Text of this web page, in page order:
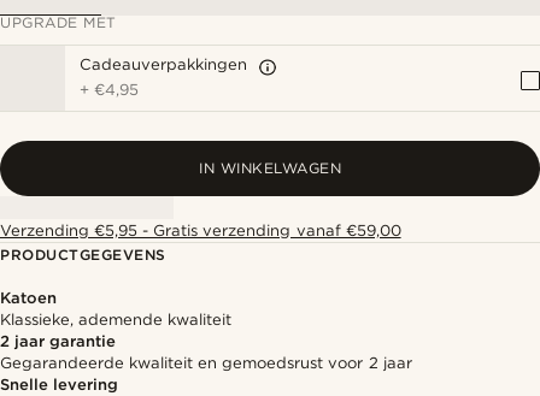
UPGRADE MET
Cadeauverpakkingen
+€4,95
IN WINKELWAGEN
Verzending €5,95 - Gratis verzending vanaf €59,00
PRODUCTGEGEVENS
Katoen
Klassieke, ademende kwaliteit
2 jaar garantie
Gegarandeerde kwaliteit en gemoedsrust voor 2 jaar
Snelle levering